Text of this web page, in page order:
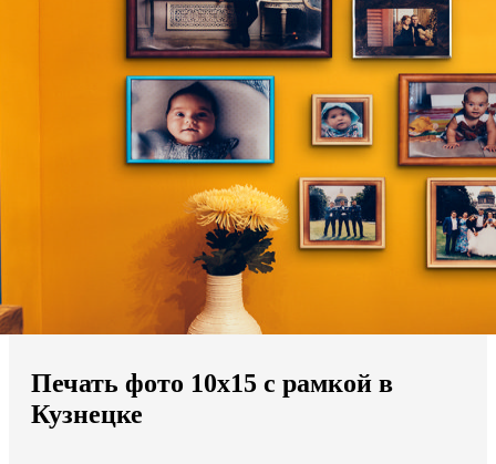
Ваш регион доставки
Выберите из списка:
Мы доставляем по всему миру
Продолжить без города
Печать фото 10х15 с рамкой в
Кузнецке